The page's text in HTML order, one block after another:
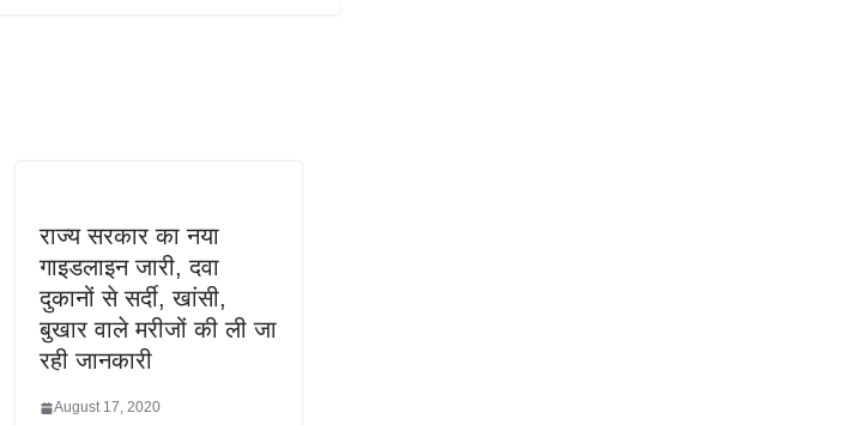
राज्य सरकार का नया
गाइडलाइन जारी, दवा
दुकानों से सर्दी, खांसी,
बुखार वाले मरीजों की ली जा
रही जानकारी
August 17, 2020